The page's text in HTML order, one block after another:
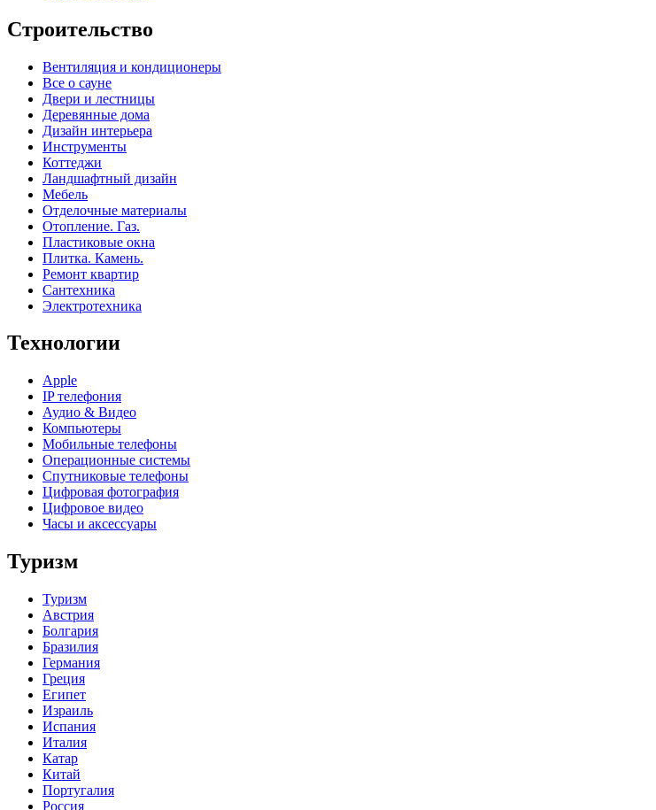
Строительство
Вентиляция и кондиционеры
Все о сауне
Двери и лестницы
Деревянные дома
Дизайн интерьера
Инструменты
Коттеджи
Ландшафтный дизайн
Мебель
Отделочные материалы
Отопление. Газ.
Пластиковые окна
Плитка. Камень.
Ремонт квартир
Сантехника
Электротехника
Технологии
Apple
IP телефония
Аудио & Видео
Компьютеры
Мобильные телефоны
Операционные системы
Спутниковые телефоны
Цифровая фотография
Цифровое видео
Часы и аксессуары
Туризм
Туризм
Австрия
Болгария
Бразилия
Германия
Греция
Египет
Израиль
Испания
Италия
Катар
Китай
Португалия
Россия